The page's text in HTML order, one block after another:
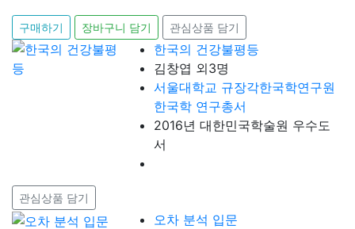
구매하기 장바구니 담기 관심상품 담기
한국의 건강불평등
김창엽 외3명
서울대학교 규장각한국학연구원
한국학 연구총서
2016년 대한민국학술원 우수도
서
관심상품 담기
오차 분석 입문